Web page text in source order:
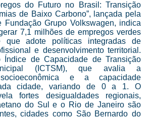
do Futuro no Brasil: Transição
de Baixo Carbono”, lançada pela
Fundação Grupo Volkswagen, indica
7,1 milhões de empregos verdes
que adote políticas integradas de
e desenvolvimento territorial.
de Capacidade de Transição
(ICTSM), que avalia a
e a capacidade
cidade, variando de 0 a 1. O
fortes desigualdades regionais,
do Sul e o Rio de Janeiro são
cidades como São Bernardo do